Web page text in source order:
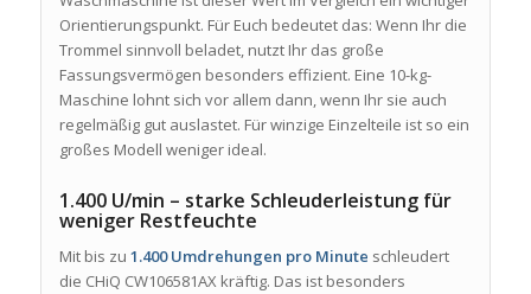
Orientierungspunkt. Für Euch bedeutet das: Wenn Ihr die
Trommel sinnvoll beladet, nutzt Ihr das große
Fassungsvermögen besonders effizient. Eine 10-kg-
Maschine lohnt sich vor allem dann, wenn Ihr sie auch
regelmäßig gut auslastet. Für winzige Einzelteile ist so ein
großes Modell weniger ideal.
1.400 U/min – starke Schleuderleistung für
weniger Restfeuchte
Mit bis zu 1.400 Umdrehungen pro Minute schleudert
die CHiQ CW106581AX kräftig. Das ist besonders